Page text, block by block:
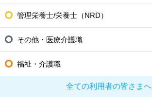
管理栄養士/栄養士（NRD）
その他・医療介護職
福祉・介護職
全ての利用者の皆さまへ